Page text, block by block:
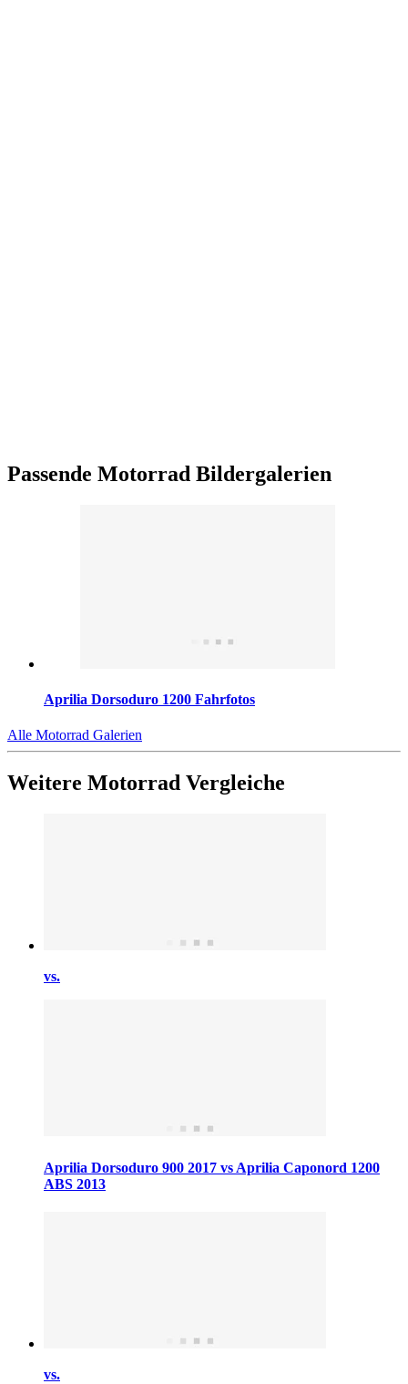
Passende Motorrad Bildergalerien
Aprilia Dorsoduro 1200 Fahrfotos
Alle Motorrad Galerien
Weitere Motorrad Vergleiche
vs.
Aprilia Dorsoduro 900 2017 vs Aprilia Caponord 1200
ABS 2013
vs.